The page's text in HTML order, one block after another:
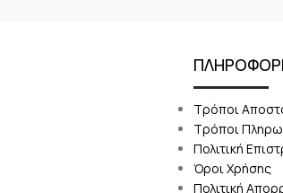
Τρόποι
Τρόποι
Πολιτική
Όροι Χρήσης
Πολιτική